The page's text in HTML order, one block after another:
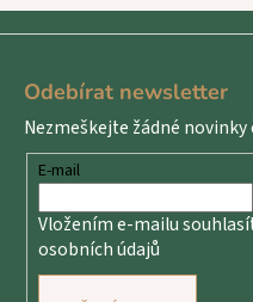
Odebírat newsletter
Nezmeškejte žádné novinky
E-mail
Vložením e-mailu
osobních údajů